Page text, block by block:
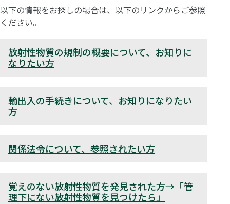
以下の情報をお探しの場合は、以下のリンクからご参照
ください。
放射性物質の規制の概要について、お知りに
なりたい方
輸出入の手続きについて、お知りになりたい
方
関係法令について、参照されたい方
覚えのない放射性物質を発見された方→ 「管
理下にない放射性物質を見つけたら」